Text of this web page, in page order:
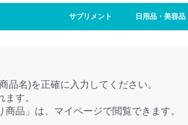
サプリメント 日用品・美容品
品名)を正確に入力してください。
す。
商品」は、マイページで閲覧できます。